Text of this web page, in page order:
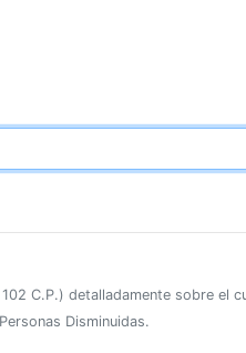
C.P.) detalladamente sobre el
Disminuidas.